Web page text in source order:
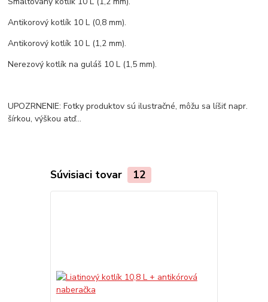
Antikorový kotlík 10 L (0,8 mm).
Antikorový kotlík 10 L (1,2 mm).
Nerezový kotlík na guláš 10 L (1,5 mm).
UPOZRNENIE: Fotky produktov sú ilustračné, môžu sa líšiť napr.
šírkou, výškou atď...
Súvisiaci tovar 12